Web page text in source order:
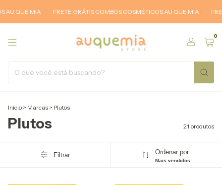
QUE MIA FRETE GRÁTIS COMBOS COSMÉTICOS AU QUE MIA
0
Início > Marcas > Plutos
Plutos 21 produtos
Filtrar Ordenar por:
Mais vendidos